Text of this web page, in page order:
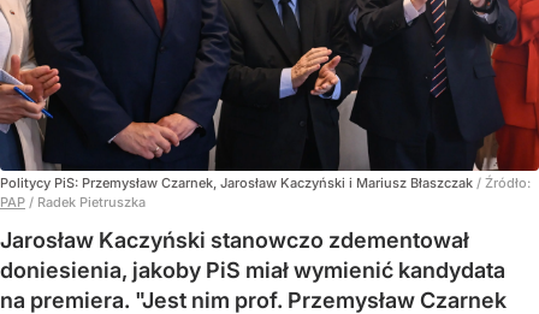
Politycy PiS: Przemysław Czarnek, Jarosław Kaczyński i Mariusz Błaszczak / Źródło:
PAP / Radek Pietruszka
Jarosław Kaczyński stanowczo zdementował
doniesienia, jakoby PiS miał wymienić kandydata
na premiera. "Jest nim prof. Przemysław Czarnek